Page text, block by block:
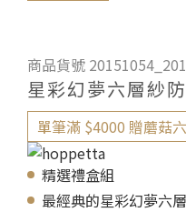
商品貨號
星彩幻夢六層紗
單筆滿 $4000 贈蘑菇
精選禮盒組
最經典的星彩幻夢六